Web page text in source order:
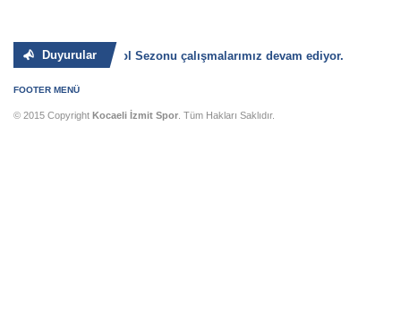
Duyurular
2025-2026 Basketbol Sezonu çalışmalarımız devam ediyor.
FOOTER MENÜ
© 2015 Copyright Kocaeli İzmit Spor . Tüm Hakları Saklıdır.